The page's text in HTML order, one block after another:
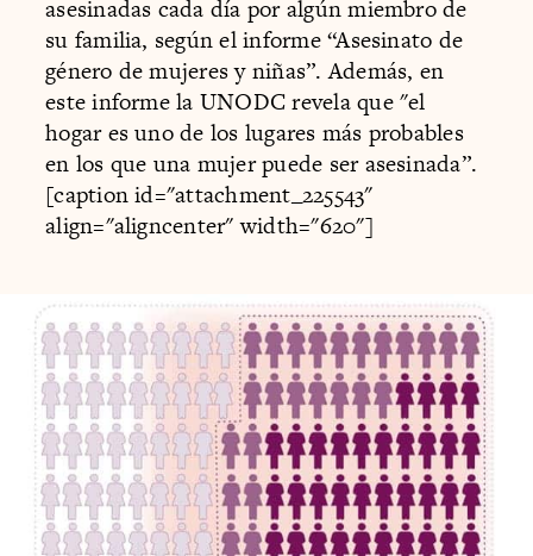
asesinadas cada día por algún miembro de
su familia, según el informe “Asesinato de
género de mujeres y niñas”. Además, en
este informe la UNODC revela que "el
hogar es uno de los lugares más probables
en los que una mujer puede ser asesinada”.
[caption id="attachment_225543"
align="aligncenter" width="620"]